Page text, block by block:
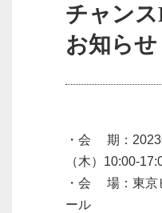
チャン
お知らせ
・会 期：2023
（木）10:00-
・会 場：東京
ール